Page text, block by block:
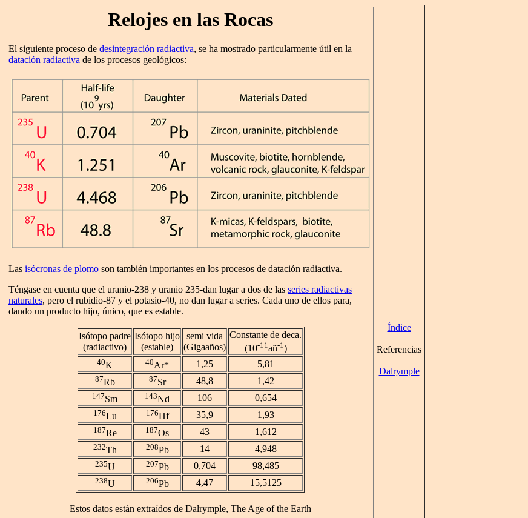
Relojes en las Rocas
El siguiente proceso de desintegración radiactiva, se ha mostrado particularmente útil en la
datación radiactiva de los procesos geológicos:
Las isócronas de plomo son también importantes en los procesos de datación radiactiva.
Téngase en cuenta que el uranio-238 y uranio 235-dan lugar a dos de las series radiactivas
naturales, pero el rubidio-87 y el potasio-40, no dan lugar a series. Cada uno de ellos para,
dando un producto hijo, único, que es estable.
Isótopo padre
(radiactivo)
Isótopo hijo
(estable)
semi vida
(Gigaaños)
Constante de deca.
(10-11añ-1)
40K 40Ar* 1,25 5,81
87Rb 87Sr 48,8 1,42
147Sm 143Nd 106 0,654
176Lu 176Hf 35,9 1,93
187Re 187Os 43 1,612
232Th 208Pb 14 4,948
235U 207Pb 0,704 98,485
238U 206Pb 4,47 15,5125
Estos datos están extraídos de Dalrymple, The Age of the Earth
Índice
Referencias
Dalrymple